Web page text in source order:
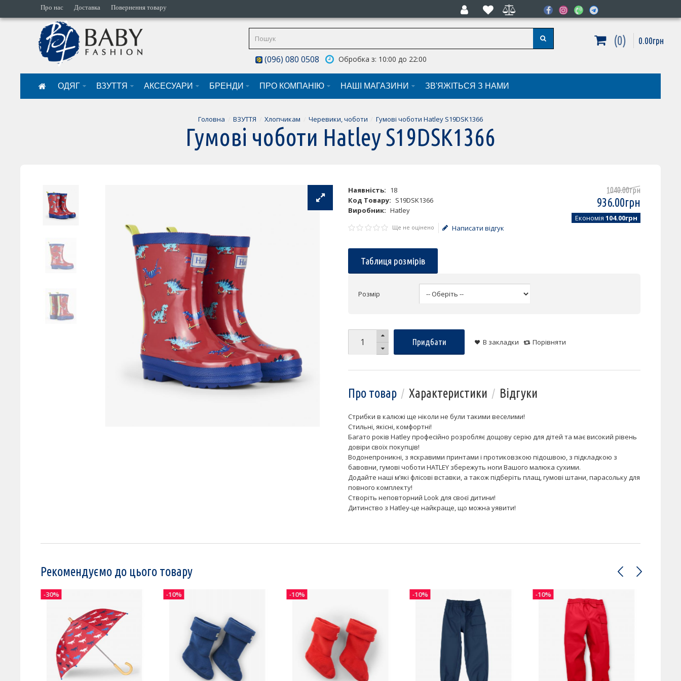
Про нас Доставка Повернення товару
(096) 080 0508 Обробка з: 10:00 до 22:00
0 0.00грн
ОДЯГ ВЗУТТЯ АКСЕСУАРИ БРЕНДИ ПРО КОМПАНІЮ НАШI МАГАЗИНИ ЗВ'ЯЖІТЬСЯ З НАМИ
Головна ВЗУТТЯ Хлопчикам Черевики, чоботи Гумові чоботи Hatley S19DSK1366
Гумові чоботи Hatley S19DSK1366
Наявність: 18
Код Товару: S19DSK1366
Виробник: Hatley
1040.00грн
936.00грн
Економія 104.00грн
Ще не оцінено Написати відгук
Таблиця розмірів
Розмір
Придбати В закладки Порівняти
Про товар Характеристики Відгуки
Стрибки в калюжі ще ніколи не були такими веселими!
Стильні, якісні, комфортні!
Багато років Hatley професійно розробляє дощову серію для дітей та має високий рівень
довіри своїх покупців!
Водонепроникні, з яскравими принтами і протиковзкою підошвою, з підкладкою з
бавовни, гумові чоботи HATLEY збережуть ноги Вашого малюка сухими.
Додайте наші м’які флісові вставки, а також підберіть плащ, гумові штани, парасольку для
повного комплекту!
Створіть неповторний Look для своєї дитини!
Дитинство з Hatley-це найкраще, що можна уявити!
Рекомендуємо до цього товару
-30% -10% -10% -10% -10%